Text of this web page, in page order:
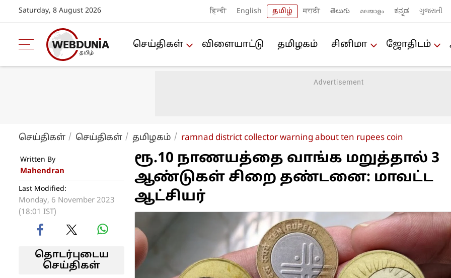
Saturday, 8 August 2026 हिन्दी English தமிழ் मराठी తెలుగు മലയാളം ಕನ್ನಡ ગુજરાતી
செய்திகள் விளையா‌ட்டு த‌மிழக‌ம் சினிமா ஜோ‌திட‌ம்
செய்திகள் செய்திகள் த‌மிழக‌ம் ramnad district collector warning about ten rupees coin
Written By
Mahendran
Last Modified:
Monday, 6 November 2023
(18:01 IST)
தொடர்புடைய
செய்திகள்
ரூ.10 நாணயத்தை வாங்க மறுத்தால் 3
ஆண்டுகள் சிறை தண்டனை: மாவட்ட
ஆட்சியர்